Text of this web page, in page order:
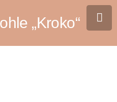
„Kroko“